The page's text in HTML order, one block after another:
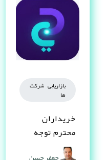
بازاریابی شرکت
ها
خریداران
محترم توجه
کنند